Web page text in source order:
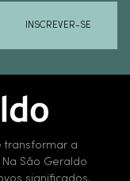
INSCREVER-SE
transformar a
São Geraldo